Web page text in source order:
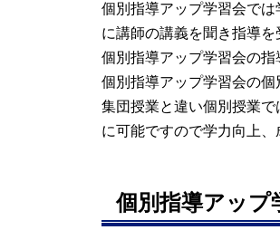
個別指導アップ学習会で
に講師の講義を聞き指導を
個別指導アップ学習会の指
個別指導アップ学習会の個
集団授業と違い個別授業
に可能ですので学力向上、
個別指導アップ